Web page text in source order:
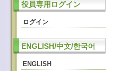
役員専用ログイン
ログイン
ENGLISH/中文/한국어
ENGLISH